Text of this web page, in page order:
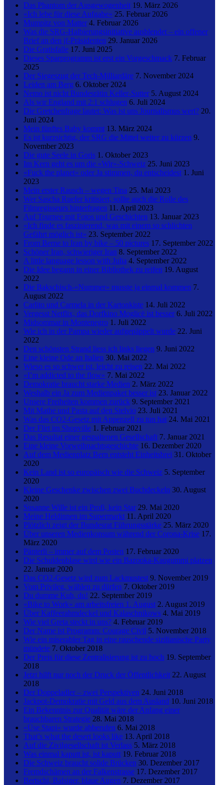
Das Phantom der Ausgewogenheit 19. März 2026
«Ich lebe für diese Aufgabe» 25. Februar 2026
Mumpitz von Matter 4. Februar 2026
Was die SRG-Halbierungsinitiative ausblendet – ein offener
Brief an den jf-Präsidenten 29. Januar 2026
Die Gratisfalle 17. Juni 2025
Dieses Sparprogramm ist erst ein Vorgeschmack 7. Februar
2025
Der Siegeszug der Tech-Milliardäre 7. November 2024
Leiden am Berg 6. Oktober 2024
Nemo ist nicht Bundesrätin Keller-Sutter 5. August 2024
Als wir England mit 2:1 schlugen 6. Juli 2024
Die Gretchenfrage lautet: Was ist uns Journalismus wert? 20.
Juni 2024
Mein fünftes Baby kommt 13. März 2024
Es ist kurzsichtig, der SRG die Mittel weiter zu kürzen 9.
November 2023
Die gute Seele in Goris 1. Oktober 2023
Im Kern geht es um die «Wir»-Schweiz 25. Juni 2023
«Fuck the planet» oder Ja stimmen, du entscheidest 1. Juni
2023
Mein erster Rausch – wegen Tina 25. Mai 2023
Wer Sascha Ruefer kritisiert, sollte auch die Rolle des
Filmregisseurs hinterfragen 11. April 2023
Auf Tournee mit Fotos und Geschichten 13. Januar 2023
«Ich finde es faszinierend, was mit einem so schlichten
Gefährt möglich ist» 23. September 2022
From Berne to Iran by bike – 50 pictures 17. September 2022
Schöner Iran, schwieriger Iran 8. September 2022
A little language lesson with Julia 4. September 2022
Die Idee begann in einer Bibliothek zu reifen 19. August
2022
Die Bakschisch-«Nummer» musste ja einmal kommen 7.
August 2022
Carlito und Carmela in der Kartonkiste 14. Juli 2022
Vergesst Netflix, das Dorfkino Moglicë ist besser 6. Juli 2022
Midsommar in Montenegro 1. Juli 2022
Wie ich in der Pampa wieder aufgepäppelt wurde 22. Juni
2022
Den schönsten Strand liess ich links liegen 9. Juni 2022
Eine kleine Ode an Italien 30. Mai 2022
Wieso es so schwer ist, leicht zu reisen 22. Mai 2022
«I’m addicted to the flow» 7. Mai 2022
Demokratie braucht starke Medien 2. März 2022
Weshalb ein Ja zum Medienpaket besser ist 23. Januar 2022
Unsere Freiheiten kommen zurück 9. September 2021
Mit Mathe und Pasta auf den Stelvio 23. Juli 2021
Was das CO2-Gesetz mit Appenzell zu tun hat 24. Mai 2021
Der Flirt im Shopville 1. Februar 2021
Das Resultat einer gespaltenen Gesellschaft 7. Januar 2021
Eine kleine Vorweihnachtsgeschichte 16. Dezember 2020
Auf dem Medienplatz Bern entsteht Einheitsbrei 31. Oktober
2020
Kein Land ist so europäisch wie die Schweiz 5. September
2020
Kleine Geschenke zwischen zwei Buchdeckeln 30. August
2020
Susanne Wille ist ein Profi, kein Star 29. Mai 2020
Meine Heldinnen im Supermarkt 11. April 2020
Plötzlich zeigt der Bundesrat Führungsstärke 25. März 2020
Über unseren Medienkonsum während der Corona-Krise 17.
März 2020
Pänterli – immer auf dem Posten 17. Februar 2020
Die Schuldenblase wird wie ein Bazooka-Kaugummi platzen
22. Januar 2020
Das CO2-Gesetz wird zum Lackmustest 9. November 2019
Vom Privileg, wählen zu dürfen 7. Oktober 2019
Du dumme Kuh, du! 22. September 2019
«Bike to Work» am arbeitsfreien 1. August 2. August 2019
Über Kaffeerahmdeckel und Kalaschnikows 4. Mai 2019
Wie viel Greta steckt in uns? 4. Februar 2019
Der Name ist Programm: Courage Civil 5. November 2018
Wie ein miserabler Tag in eine rauschende sizilianische Party
mündete 7. Oktober 2018
Der Preis für diese Zentralisierung ist zu hoch 19. September
2018
Jetzt hilft nur noch der Druck der Öffentlichkeit 22. August
2018
Der Doppeladler – zwei Perspektiven 24. Juni 2018
Jackpot-Demokratie mit Geld aus dem Ausland 10. Juni 2018
Ein Bekenntnis zur Qualität wäre der Anfang einer
brauchbaren Strategie 28. Mai 2018
«Üse Stapi» wurde abberufen 6. Mai 2018
That’s what the desert looks like 13. April 2018
Auf die Zivilgesellschaft ist Verlass 5. März 2018
Was einmal kaputt ist, ist kaputt 19. Februar 2018
Die Schweiz braucht solide Brücken 30. Dezember 2017
Fremdschämen an der Falkenstrasse 17. Dezember 2017
Bertschi, Balsiger, blaue Augen 7. Dezember 2017